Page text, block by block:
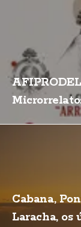
Cabana,
Laracha, os